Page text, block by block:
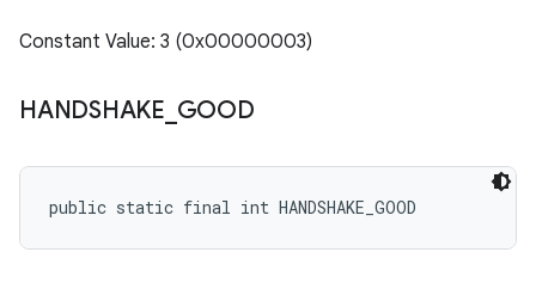
Constant Value: 3 (0x00000003)
HANDSHAKE GOOD
public static final int HANDSHAKE_GOOD